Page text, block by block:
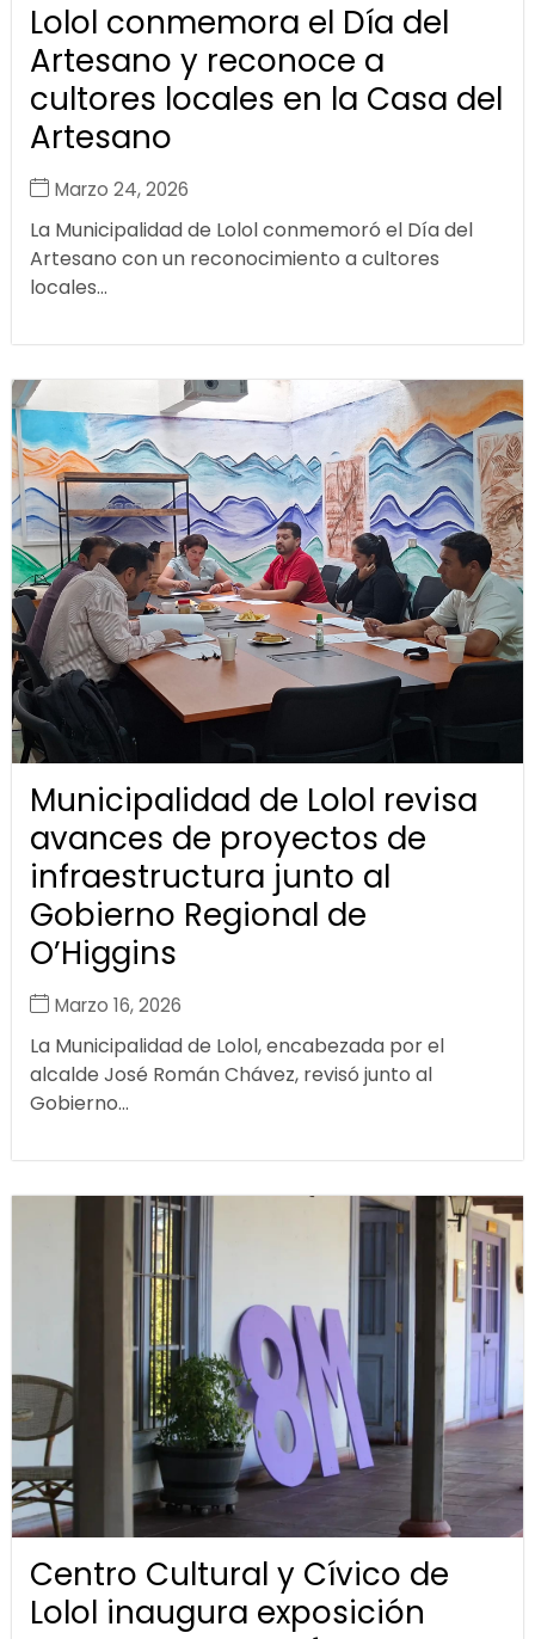
Lolol conmemora el Día del
Artesano y reconoce a
cultores locales en la Casa del
Artesano
Marzo 24, 2026
La Municipalidad de Lolol conmemoró el Día del
Artesano con un reconocimiento a cultores
locales...
Municipalidad de Lolol revisa
avances de proyectos de
infraestructura junto al
Gobierno Regional de
O’Higgins
Marzo 16, 2026
La Municipalidad de Lolol, encabezada por el
alcalde José Román Chávez, revisó junto al
Gobierno...
Centro Cultural y Cívico de
Lolol inaugura exposición